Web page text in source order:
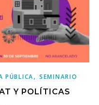
PÚBLICA, SEMINARIO
Y POLÍTICAS